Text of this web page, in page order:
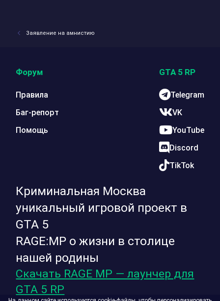
Заявление на амнистию
Криминальная Москва
уникальный игровой проект в
GTA 5
RAGE:MP о жизни в столице
нашей родины
Скачать RAGE MP — лаунчер для
GTA 5 RP
Форум
Правила
Баг-репорт
Помощь
GTA 5 RP
Telegram
VK
YouTube
Discord
TikTok